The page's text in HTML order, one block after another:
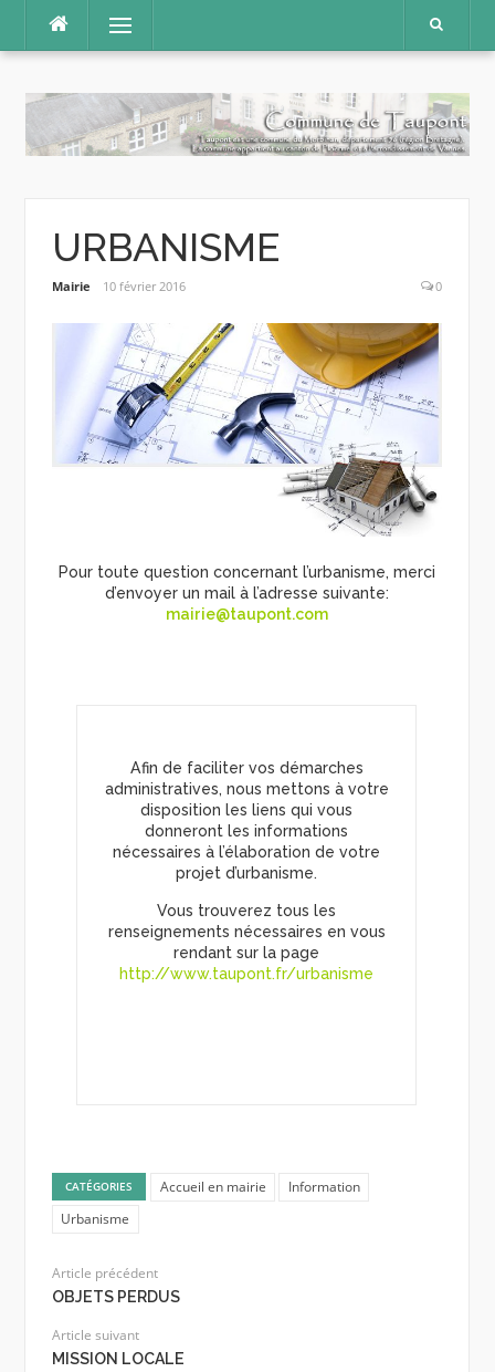
contenu
Menu
URBANISME
Mairie 10 février 2016 0
Pour toute question concernant l’urbanisme, merci
d’envoyer un mail à l’adresse suivante:
mairie@taupont.com
Afin de faciliter vos démarches
administratives, nous mettons à votre
disposition les liens qui vous
donneront les informations
nécessaires à l’élaboration de votre
projet d’urbanisme.
Vous trouverez tous les
renseignements nécessaires en vous
rendant sur la page
http://www.taupont.fr/urbanisme
CATÉGORIES Accueil en mairie
Information
Urbanisme
Article précédent
OBJETS PERDUS
Article suivant
MISSION LOCALE